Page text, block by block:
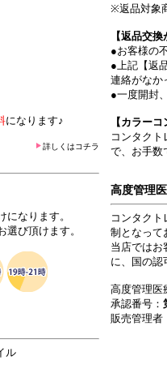
になります♪
詳しくはコチラ
なります。
び頂けます。
ル
※返品対象
【返品交換
●お客様の
●上記【返
連絡がなか
●一度開封
【カラー
コンタク
で、お手数
高度管理
コンタク
制となって
当店ではお
に、国の認
高度管理医
承認番号：
販売管理者